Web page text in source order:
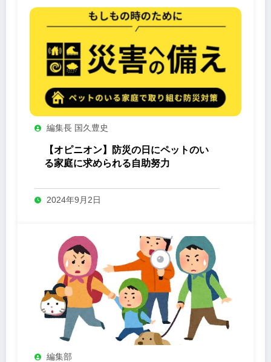
編集長 国久豊史
【オピニオン】防災の日にペットのい
る家庭に求められる自助努力
2024年9月2日
編集部